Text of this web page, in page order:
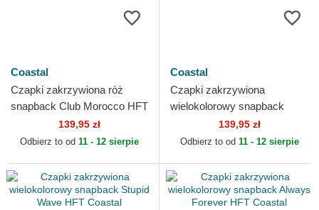
Coastal
Czapki zakrzywiona róż
snapback Club Morocco HFT
139,95 zł
Odbierz to od 11 - 12 sierpie
Coastal
Czapki zakrzywiona
wielokolorowy snapback
Grateful Shred HFT Coastal
139,95 zł
Odbierz to od 11 - 12 sierpie